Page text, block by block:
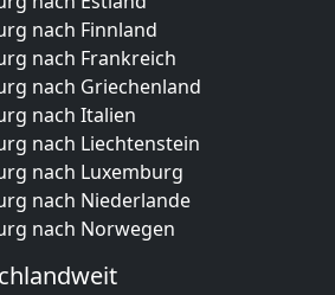
nach Finnland
nach Frankreich
nach Griechenland
nach Italien
nach Liechtenstein
nach Luxemburg
nach Niederlande
nach Norwegen